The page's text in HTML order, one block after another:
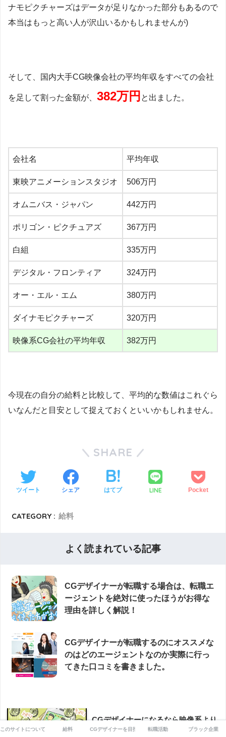
ナモピクチャーズはデータが足りなかった部分もあるので
本当はもっと高い人が沢山いるかもしれませんが)
そして、国内大手CG映像会社の平均年収をすべての会社
を足して割った金額が、 382万円 と出ました。
会社名 平均年収
東映アニメーションスタジオ 506万円
オムニバス・ジャパン 442万円
ポリゴン・ピクチュアズ 367万円
白組 335万円
デジタル・フロンティア 324万円
オー・エル・エム 380万円
ダイナモピクチャーズ 320万円
映像系CG会社の平均年収 382万円
今現在の自分の給料と比較して、平均的な数値はこれぐら
いなんだと目安として捉えておくといいかもしれません。
SHARE
ツイート シェア はてブ LINE Pocket
CATEGORY : 給料
よく読まれている記事
CGデザイナーが転職する場合は、転職エ
ージェントを絶対に使ったほうがお得な
理由を詳しく解説！
CGデザイナーが転職するのにオススメな
のはどのエージェントなのか実際に行っ
てきた口コミを書きました。
CGデザイナーになるなら映像系より
もゲーム系の方が仕事が多くて年収
このサイトについて 給料 CGデザイナーを目指す 転職活動 ブラック企業